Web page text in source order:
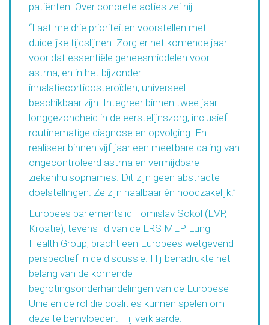
patiënten. Over concrete acties zei hij:
“Laat me drie prioriteiten voorstellen met
duidelijke tijdslijnen. Zorg er het komende jaar
voor dat essentiële geneesmiddelen voor
astma, en in het bijzonder
inhalatiecorticosteroïden, universeel
beschikbaar zijn. Integreer binnen twee jaar
longgezondheid in de eerstelijnszorg, inclusief
routinematige diagnose en opvolging. En
realiseer binnen vijf jaar een meetbare daling van
ongecontroleerd astma en vermijdbare
ziekenhuisopnames. Dit zijn geen abstracte
doelstellingen. Ze zijn haalbaar én noodzakelijk.”
Europees parlementslid Tomislav Sokol (EVP,
Kroatië), tevens lid van de ERS MEP Lung
Health Group, bracht een Europees wetgevend
perspectief in de discussie. Hij benadrukte het
belang van de komende
begrotingsonderhandelingen van de Europese
Unie en de rol die coalities kunnen spelen om
deze te beïnvloeden. Hij verklaarde: